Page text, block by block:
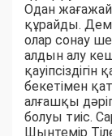
Одан
құрайды.
олар сонау
алдын алу
бекетімен
алғашқы
болуы тиіс.
Шынтемір